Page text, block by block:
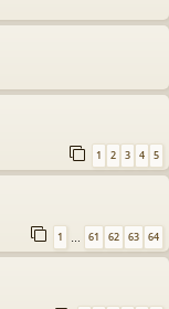
1 2 3 4 5
1 61 62 63 64